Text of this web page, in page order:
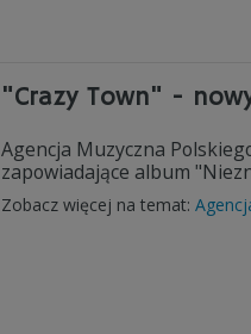
"Crazy Town" -
Agencja Muzyczna
zapowiadające album
Zobacz więcej na temat: